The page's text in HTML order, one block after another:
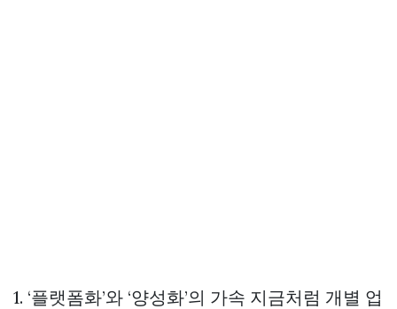
1. ‘플랫폼화’와 ‘양성화’의 가속 지금처럼 개별 업